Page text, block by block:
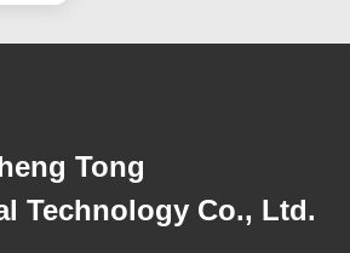
Tong
Technology Co., Ltd.